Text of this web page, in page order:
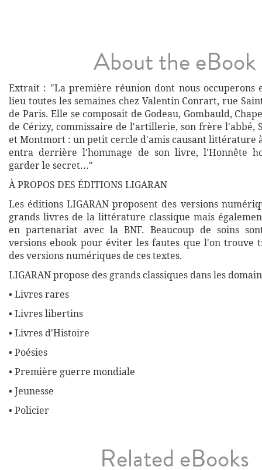
About the eBook
Extrait : "La première réunion dont nous occuperons
lieu toutes les semaines chez Valentin Conrart, rue
de Paris. Elle se composait de Godeau, Gombauld,
de Cérizy, commissaire de l'artillerie, son frère l'abbé,
et Montmort : un petit cercle d'amis causant littérature
entra derrière l'hommage de son livre, l'Honnête
garder le secret..."
À PROPOS DES ÉDITIONS LIGARAN
Les éditions LIGARAN proposent des versions
grands livres de la littérature classique mais
en partenariat avec la BNF. Beaucoup de soins
versions ebook pour éviter les fautes que l'on trouve
des versions numériques de ces textes.
LIGARAN propose des grands classiques dans les
• Livres rares
• Livres libertins
• Livres d'Histoire
• Poésies
• Première guerre mondiale
• Jeunesse
• Policier
Related eBooks